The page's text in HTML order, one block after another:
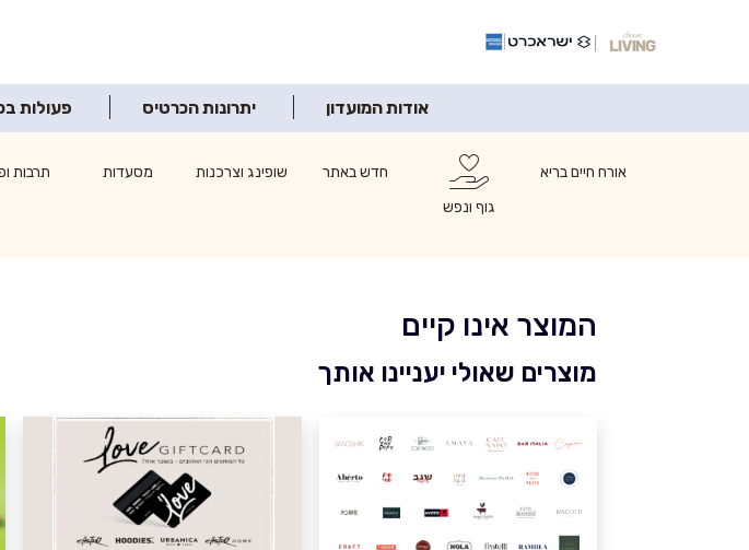
אודות המועדון יתרונות הכרטיס פעולות
אורח חיים בריא
גוף ונפש
חדש באתר שופינג וצרכנות מסעדות תרבות
המוצר אינו קיים
מוצרים שאולי יעניינו אותך